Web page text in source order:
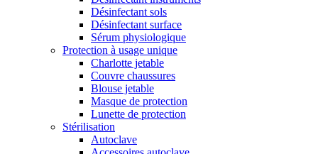
Désinfectant sols
Désinfectant surface
Sérum physiologique
Protection à usage unique
Charlotte jetable
Couvre chaussures
Blouse jetable
Masque de protection
Lunette de protection
Stérilisation
Autoclave